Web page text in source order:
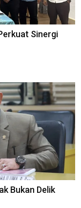
Sinergi
Bukan Delik